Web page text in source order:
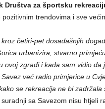
Društva za športsku
trendovima i sve
kroz četiri-pet dosadašnjih
urbanizira, stvarno
ovoj zgradi i kada sam vidio
već radio primjerice u
se rekreacija ne bi zadržala
sa Savezom nisu htjeli